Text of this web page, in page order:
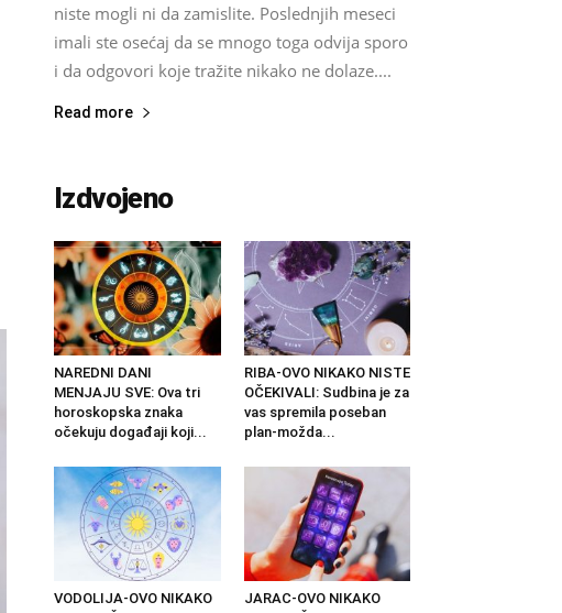
niste mogli ni da zamislite. Poslednjih meseci
imali ste osećaj da se mnogo toga odvija sporo
i da odgovori koje tražite nikako ne dolaze....
Read more
Izdvojeno
NAREDNI DANI
MENJAJU SVE: Ova tri
horoskopska znaka
očekuju događaji koji...
RIBA-OVO NIKAKO NISTE
OČEKIVALI: Sudbina je za
vas spremila poseban
plan-možda...
VODOLIJA-OVO NIKAKO
JARAC-OVO NIKAKO